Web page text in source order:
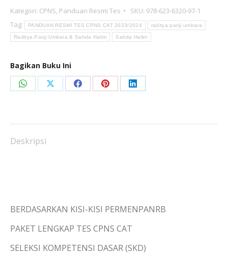
Kategori: CPNS, Panduan Resmi Tes SKU: 978-623-6320-97-1
Tag:
PANDUAN RESMI TES CPNS CAT 2023/2024 raditya panji umbara
Raditya Panji Umbara & Sahda Halim Sahda Halim
Bagikan Buku Ini
Share
WhatsApp
Share
X
Share
Facebook
Share
Pinterest
Share
LinkedIn
Deskripsi
BERDASARKAN KISI-KISI PERMENPANRB
PAKET LENGKAP TES CPNS CAT
SELEKSI KOMPETENSI DASAR (SKD)